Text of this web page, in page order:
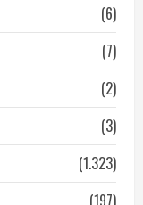
(6)
(7)
(2)
(3)
(1.323)
(197)